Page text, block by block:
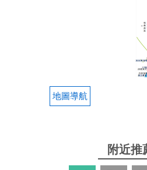
鵝肉一盤800 本以為米血
2025-08-19
鵝肉一定要配上豆瓣醬，
車別開進市場裡面，不管
地圖導航
附近推